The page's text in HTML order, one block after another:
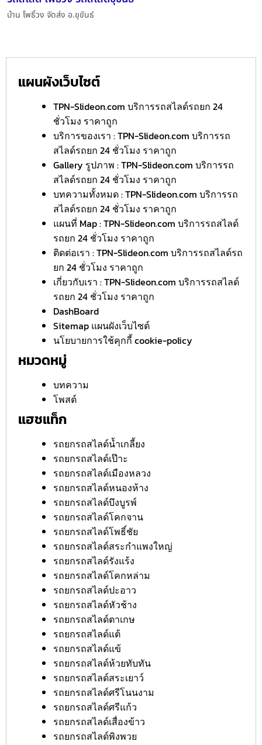
บ้าน โพธิ์วง จัดส่ง อ.ขุขันธ์
แผนผังเว็บไซต์
TPN-Slideon.com บริการรถสไลด์รถยก 24
ชั่วโมง ราคาถูก
บริการของเรา : TPN-Slideon.com บริการรถ
สไลด์รถยก 24 ชั่วโมง ราคาถูก
Gallery รูปภาพ : TPN-Slideon.com บริการรถ
สไลด์รถยก 24 ชั่วโมง ราคาถูก
บทความทั้งหมด : TPN-Slideon.com บริการรถ
สไลด์รถยก 24 ชั่วโมง ราคาถูก
แผนที่ Map : TPN-Slideon.com บริการรถสไลด์
รถยก 24 ชั่วโมง ราคาถูก
ติดต่อเรา : TPN-Slideon.com บริการรถสไลด์รถ
ยก 24 ชั่วโมง ราคาถูก
เกี่ยวกับเรา : TPN-Slideon.com บริการรถสไลด์
รถยก 24 ชั่วโมง ราคาถูก
DashBoard
Sitemap แผนผังเว็บไซต์
นโยบายการใช้คุกกี้ cookie-policy
หมวดหมู่
บทความ
โพสต์
แฮชแท็ก
รถยกรถสไลด์น้ำเกลี้ยง
รถยกรถสไลด์เป๊าะ
รถยกรถสไลด์เมืองหลวง
รถยกรถสไลด์หนองห้าง
รถยกรถสไลด์บึงบูรพ์
รถยกรถสไลด์โคกจาน
รถยกรถสไลด์โพธิ์ชัย
รถยกรถสไลด์สระกำแพงใหญ่
รถยกรถสไลด์รังแร้ง
รถยกรถสไลด์โคกหล่าม
รถยกรถสไลด์ปะอาว
รถยกรถสไลด์หัวช้าง
รถยกรถสไลด์ตาเกษ
รถยกรถสไลด์แต้
รถยกรถสไลด์แข้
รถยกรถสไลด์ห้วยทับทัน
รถยกรถสไลด์สระเยาว์
รถยกรถสไลด์ศรีโนนงาม
รถยกรถสไลด์ศรีแก้ว
รถยกรถสไลด์เสื่องข้าว
รถยกรถสไลด์พิงพวย